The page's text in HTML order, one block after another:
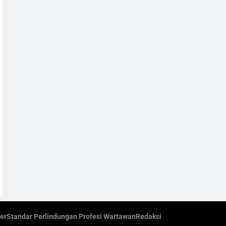
Standar Perlindungan Profesi WartawanRedaksi